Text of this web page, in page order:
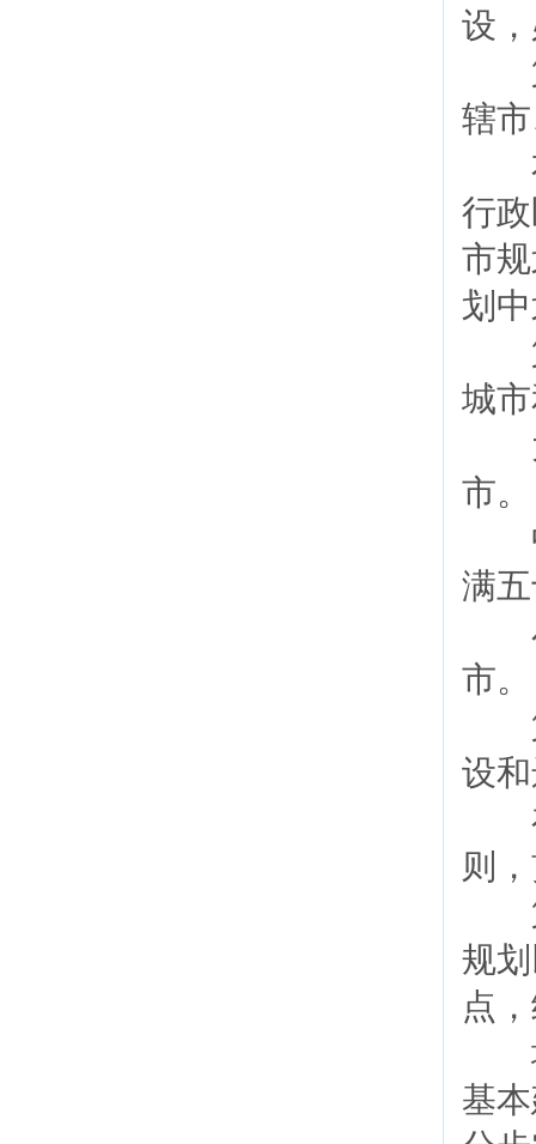
设
第
辖
本
行
市
划
第
城
大
市
中
满
小
市
第
设
在
则
第
规
点
城
基